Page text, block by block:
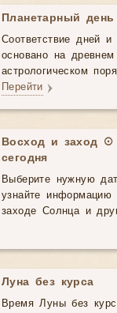
Планетарный
Соответствие дней и
основано на
астрологическом
Перейти
Восход и заход ☉
сегодня
Выберите нужную
узнайте
заходе Солнца и
Луна без курса
Время Луны без